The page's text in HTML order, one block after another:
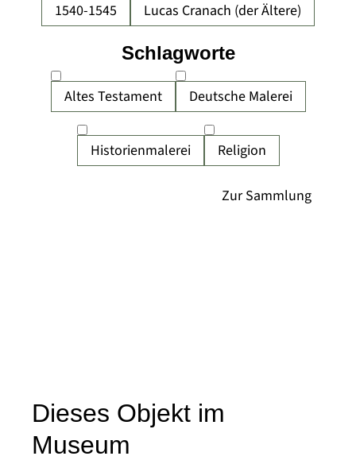
1540-1545
Lucas Cranach (der Ältere)
Altes Testament Deutsche Malerei
Historienmalerei Religion
Schlagworte
Dieses Objekt im
Museum